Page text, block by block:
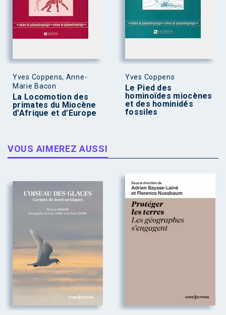
Yves Coppens, Anne-
Marie Bacon
La Locomotion des
primates du Miocène
d’Afrique et d’Europe
Yves Coppens
Le Pied des
hominoïdes miocènes
et des hominidés
fossiles
VOUS AIMEREZ AUSSI